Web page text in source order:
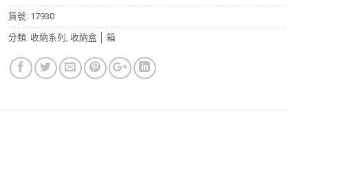
貨號: 17930
分類: 收納系列 收納盒 │ 箱